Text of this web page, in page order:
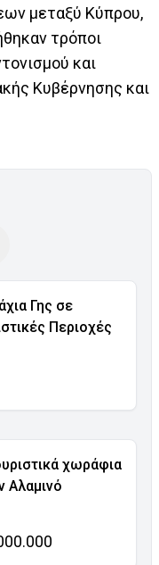
μεταξύ Κύπρου,
τρόποι
και
Κυβέρνησης και
Γης σε
Περιοχές
χωράφια
Αλαμινό